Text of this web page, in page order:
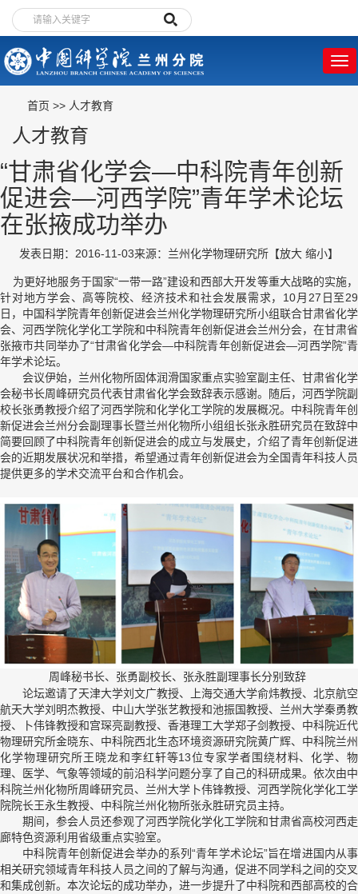
首页 >> 人才教育
人才教育
“甘肃省化学会—中科院青年创新
促进会—河西学院”青年学术论坛
在张掖成功举办
发表日期：2016-11-03来源：兰州化学物理研究所 【放大 缩小】
为更好地服务于国家“一带一路”建设和西部大开发等重大战略的实施，
针对地方学会、高等院校、经济技术和社会发展需求， 10月 27 日至29
日，中国科学院青年创新促进会兰州化学物理研究所小组联合甘肃省化学
会、河西学院化学化工学院和中科院青年创新促进会兰州分会，在甘肃省
张掖市共同举办了“甘肃省化学会—中科院青年创新促进会—河西学院”青
年学术论坛。
会议伊始，兰州化物所固体润滑国家重点实验室副主任、甘肃省化学
会秘书长周峰研究员代表甘肃省化学会致辞表示感谢。随后，河西学院副
校长张勇教授介绍了河西学院和化学化工学院的发展概况。中科院青年创
新促进会兰州分会副理事长暨兰州化物所小组组长张永胜研究员在致辞中
简要回顾了中科院青年创新促进会的成立与发展史，介绍了青年创新促进
会的近期发展状况和举措，希望通过青年创新促进会为全国青年科技人员
提供更多的学术交流平台和合作机会。
周峰秘书长、张勇副校长、张永胜副理事长分别致辞
论坛邀请了天津大学刘文广教授、上海交通大学俞炜教授、北京航空
航天大学刘明杰教授、中山大学张艺教授和池振国教授、兰州大学秦勇教
授、卜伟锋教授和宫琛亮副教授、香港理工大学郑子剑教授、中科院近代
物理研究所金晓东、中科院西北生态环境资源研究院黄广辉、中科院兰州
化学物理研究所王晓龙和李红轩等13位专家学者围绕材料、化学、物
理、医学、气象等领域的前沿科学问题分享了自己的科研成果。依次由中
科院兰州化物所周峰研究员、兰州大学卜伟锋教授、河西学院化学化工学
院院长王永生教授、中科院兰州化物所张永胜研究员主持。
期间，参会人员还参观了河西学院化学化工学院和甘肃省高校河西走
廊特色资源利用省级重点实验室。
中科院青年创新促进会举办的系列“青年学术论坛”旨在增进国内从事
相关研究领域青年科技人员之间的了解与沟通，促进不同学科之间的交叉
和集成创新。本次论坛的成功举办，进一步提升了中科院和西部高校的合